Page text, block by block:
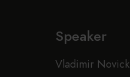
Speaker
Vladimir Novick